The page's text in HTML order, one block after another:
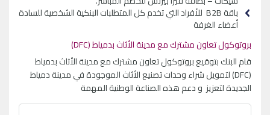
باقة B2B للأفراد التي تخدم كل المتطلبات البنكية الشخصية للسادة
أعضاء الغرفة
بروتوكول تعاون مشترك مع مدينة الأثاث بدمياط (DFC)
قام البنك بتوقيع بروتوكول تعاون مشترك مع مدينة الأثاث بدمياط
(DFC) لتمويل شراء وحدات تصنيع الأثاث الموجودة في مدينة دمياط
الجديدة لتعزيز و دعم هذه الصناعة الوطنية المهمة